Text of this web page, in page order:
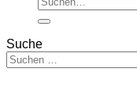
nach:
Suche